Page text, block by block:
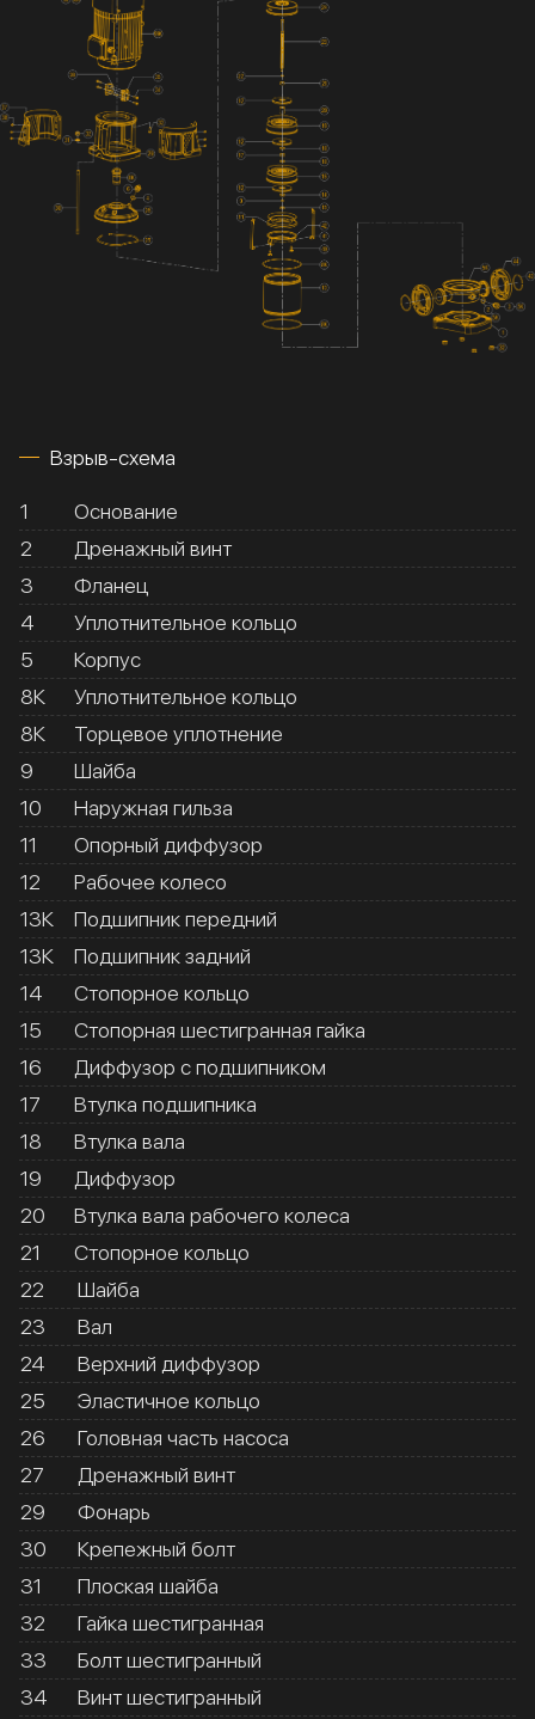
Взрыв-схема
1
Основание
2
Дренажный винт
3
Фланец
4
Уплотнительное кольцо
5
Корпус
8К
Уплотнительное кольцо
8К
Торцевое уплотнение
9
Шайба
10
Наружная гильза
11
Опорный диффузор
12
Рабочее колесо
13К
Подшипник передний
13К
Подшипник задний
14
Стопорное кольцо
15
Стопорная шестигранная гайка
16
Диффузор с подшипником
17
Втулка подшипника
18
Втулка вала
19
Диффузор
20
Втулка вала рабочего колеса
21
Стопорное кольцо
22
Шайба
23
Вал
24
Верхний диффузор
25
Эластичное кольцо
26
Головная часть насоса
27
Дренажный винт
29
Фонарь
30
Крепежный болт
31
Плоская шайба
32
Гайка шестигранная
33
Болт шестигранный
34
Винт шестигранный